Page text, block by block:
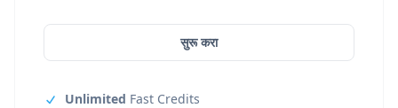
सुरू करा
Unlimited Fast Credits